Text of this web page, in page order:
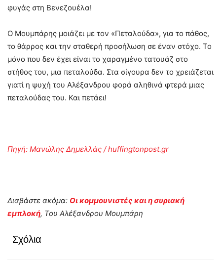
φυγάς στη Βενεζουέλα!
Ο Μουμπάρης μοιάζει με τον «Πεταλούδα», για το πάθος,
το θάρρος και την σταθερή προσήλωση σε έναν στόχο. Το
μόνο που δεν έχει είναι το χαραγμένο τατουάζ στο
στήθος του, μια πεταλούδα. Στα σίγουρα δεν το χρειάζεται
γιατί η ψυχή του Αλέξανδρου φορά αληθινά φτερά μιας
πεταλούδας του. Και πετάει!
Πηγή: Μανώλης Δημελλάς / huffingtonpost.gr
Διαβάστε ακόμα: Οι κομμουνιστές και η συριακή
εμπλοκή, Του Αλέξανδρου Μουμπάρη
Σχόλια